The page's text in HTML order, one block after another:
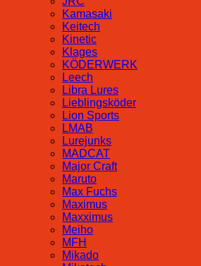
Kamasaki
Keitech
Kinetic
Klages
KÖDERWERK
Leech
Libra Lures
Lieblingsköder
Lion Sports
LMAB
Lurejunks
MADCAT
Major Craft
Maruto
Max Fuchs
Maximus
Maxximus
Meiho
MFH
Mikado